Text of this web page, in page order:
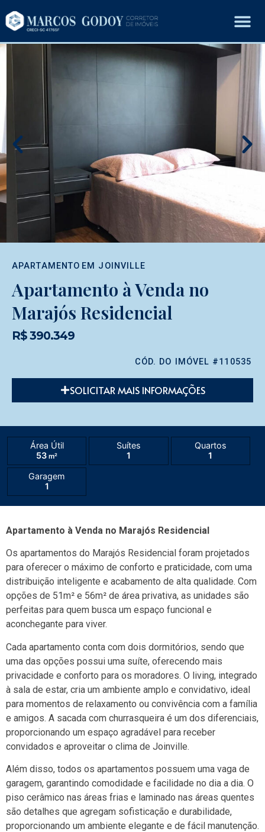
APARTAMENTO EM JOINVILLE
Apartamento à Venda no
Marajós Residencial
R$ 390.349
CÓD. DO IMÓVEL #110535
SOLICITAR MAIS INFORMAÇÕES
Área Útil
53 m²
Suítes
1
Quartos
1
Garagem
1
Apartamento à Venda no Marajós Residencial
Os apartamentos do Marajós Residencial foram projetados
para oferecer o máximo de conforto e praticidade, com uma
distribuição inteligente e acabamento de alta qualidade. Com
opções de 51m² e 56m² de área privativa, as unidades são
perfeitas para quem busca um espaço funcional e
aconchegante para viver.
Cada apartamento conta com dois dormitórios, sendo que
uma das opções possui uma suíte, oferecendo mais
privacidade e conforto para os moradores. O living, integrado
à sala de estar, cria um ambiente amplo e convidativo, ideal
para momentos de relaxamento ou convivência com a família
e amigos. A sacada com churrasqueira é um dos diferenciais,
proporcionando um espaço agradável para receber
convidados e aproveitar o clima de Joinville.
Além disso, todos os apartamentos possuem uma vaga de
garagem, garantindo comodidade e facilidade no dia a dia. O
piso cerâmico nas áreas frias e laminado nas áreas quentes
são detalhes que agregam sofisticação e durabilidade,
proporcionando um ambiente elegante e de fácil manutenção.